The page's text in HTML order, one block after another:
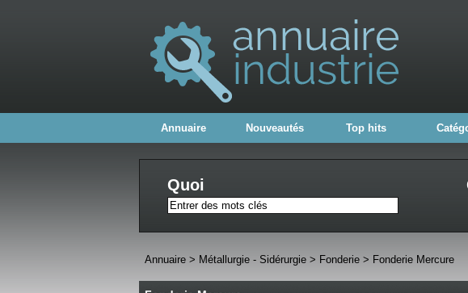
Annuaire Nouveautés Top hits
Quoi
Annuaire > Métallurgie - Sidérurgie > Fonderie > Fonderie Mercure